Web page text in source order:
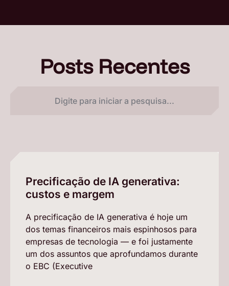
Posts Recentes
Precificação de IA generativa:
custos e margem
A precificação de IA generativa é hoje um
dos temas financeiros mais espinhosos para
empresas de tecnologia — e foi justamente
um dos assuntos que aprofundamos durante
o EBC (Executive